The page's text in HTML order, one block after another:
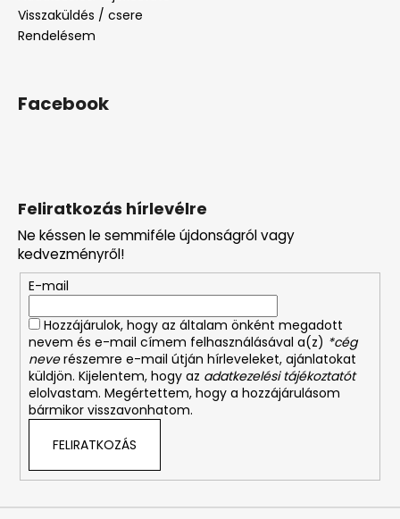
Feliratkozás hírlevélre
Ne késsen le semmiféle újdonságról vagy
kedvezményről!
E-mail
Hozzájárulok, hogy az általam önként megadott
nevem és e-mail címem felhasználásával a(z) *cég
neverészemre e-mail útján hírleveleket, ajánlatokat
küldjön. Kijelentem, hogy az adatkezelési tájékoztatót
elolvastam. Megértettem, hogy a hozzájárulásom
bármikor visszavonhatom.
FELIRATKOZÁS
Visszaküldés / csere
Rendelésem
Facebook